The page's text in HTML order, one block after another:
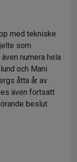
med tekniske
som
numera hela
och Mani
åtta år av
även fortsatt
beslut